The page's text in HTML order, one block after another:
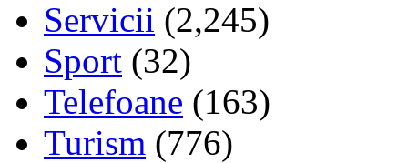
Servicii (2,245)
Sport (32)
Telefoane (163)
Turism (776)